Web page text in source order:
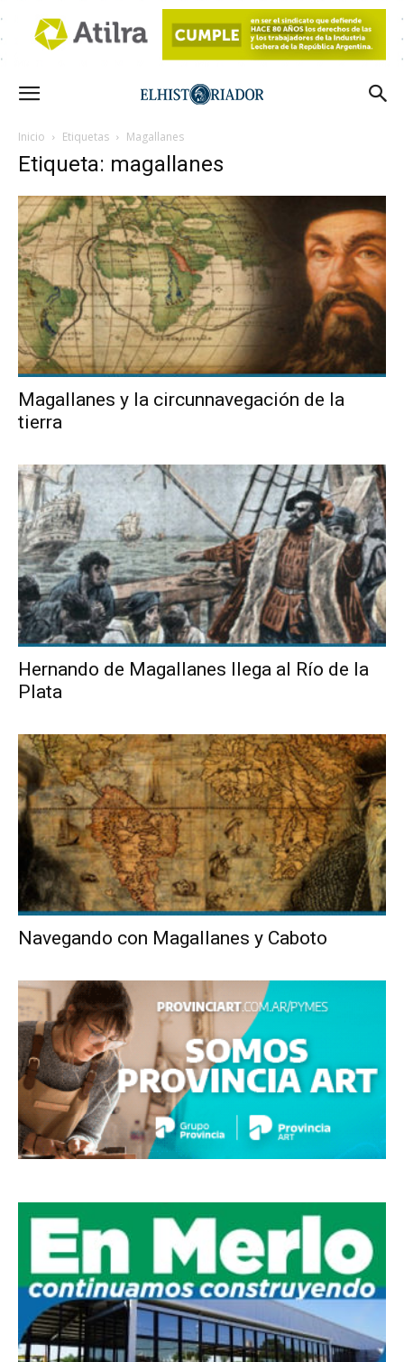
Inicio Etiquetas Magallanes
Etiqueta: magallanes
Magallanes y la circunnavegación de la
tierra
Hernando de Magallanes llega al Río de la
Plata
Navegando con Magallanes y Caboto